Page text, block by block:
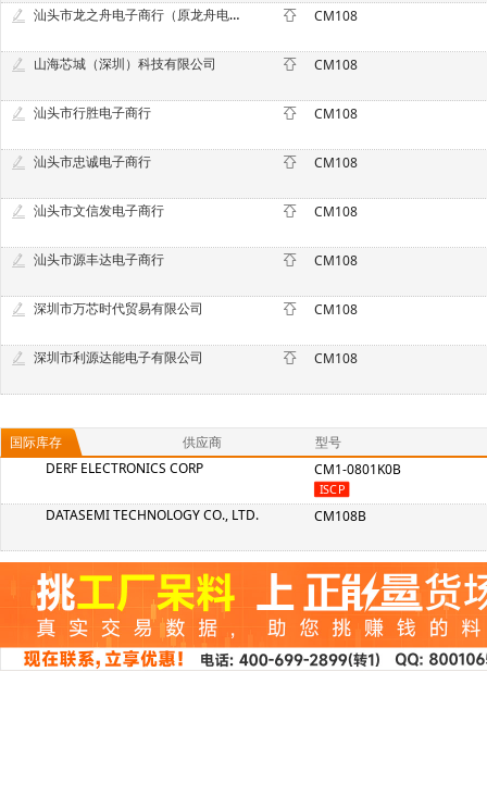
汕头市龙之舟电子商行（原龙舟电子） CM108
山海芯城（深圳）科技有限公司 CM108
汕头市行胜电子商行 CM108
汕头市忠诚电子商行 CM108
汕头市文信发电子商行 CM108
汕头市源丰达电子商行 CM108
深圳市万芯时代贸易有限公司 CM108
深圳市利源达能电子有限公司 CM108
国际库存 供应商
型号
DERF ELECTRONICS CORP
CM1-0801K0B
DATASEMI TECHNOLOGY CO., LTD. CM108B